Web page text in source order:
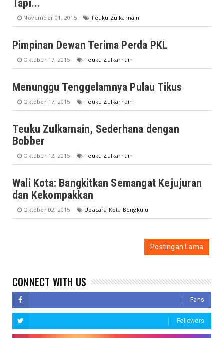
Tapi...
November 01, 2015 Teuku Zulkarnain
Pimpinan Dewan Terima Perda PKL
Oktober 17, 2015 Teuku Zulkarnain
Menunggu Tenggelamnya Pulau Tikus
Oktober 17, 2015 Teuku Zulkarnain
Teuku Zulkarnain, Sederhana dengan
Bobber
Oktober 12, 2015 Teuku Zulkarnain
Wali Kota: Bangkitkan Semangat Kejujuran
dan Kekompakkan
Oktober 02, 2015 Upacara Kota Bengkulu
Postingan Lama
CONNECT WITH US
Fans
Followers